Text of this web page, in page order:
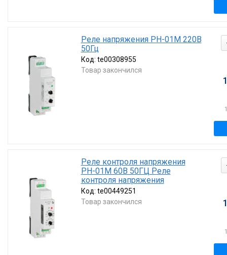
Реле напряжения РН-01М 220В
50Гц
Код: te00308955
Товар закончился
Реле контроля напряжения
РН-01М 60В 50ГЦ Реле
контроля напряжения
Код: te00449251
Товар закончился